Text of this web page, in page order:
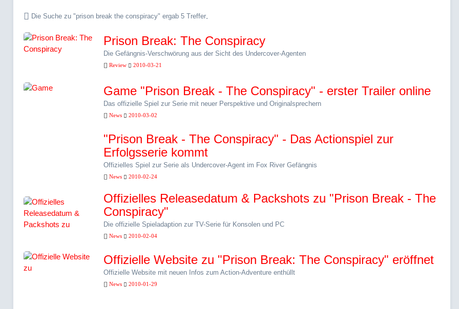
Die Suche zu "prison break the conspiracy" ergab 5 Treffer.
Prison Break: The Conspiracy
Die Gefängnis-Verschwörung aus der Sicht des Undercover-Agenten
Review 2010-03-21
Game "Prison Break - The Conspiracy" - erster Trailer online
Das offizielle Spiel zur Serie mit neuer Perspektive und Originalsprechern
News 2010-03-02
"Prison Break - The Conspiracy" - Das Actionspiel zur
Erfolgsserie kommt
Offizielles Spiel zur Serie als Undercover-Agent im Fox River Gefängnis
News 2010-02-24
Offizielles Releasedatum & Packshots zu "Prison Break - The
Conspiracy"
Die offizielle Spieladaption zur TV-Serie für Konsolen und PC
News 2010-02-04
Offizielle Website zu "Prison Break: The Conspiracy" eröffnet
Offizielle Website mit neuen Infos zum Action-Adventure enthüllt
News 2010-01-29